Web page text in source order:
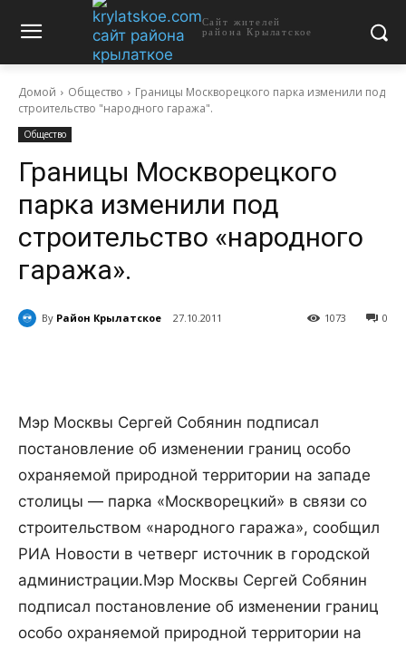
Сайт жителей
района Крылатское
Домой Общество
Границы Москворецкого парка изменили под
строительство "народного гаража".
Общество
Границы Москворецкого
парка изменили под
строительство «народного
гаража».
By Район Крылатское 27.10.2011 0
1073
Мэр Москвы Сергей Собянин подписал
постановление об изменении границ особо
охраняемой природной территории на западе
столицы — парка «Москворецкий» в связи со
строительством «народного гаража», сообщил
РИА Новости в четверг источник в городской
администрации.Мэр Москвы Сергей Собянин
подписал постановление об изменении границ
особо охраняемой природной территории на